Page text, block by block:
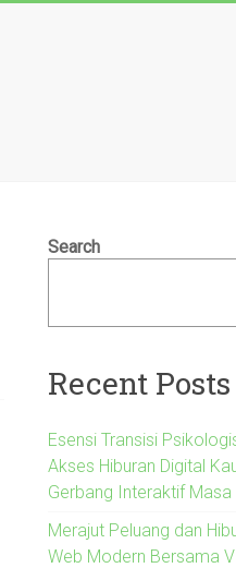
Search
Recent Posts
Esensi Transisi
Akses Hiburan Digital
Gerbang Interaktif Masa
Merajut Peluang dan
Web Modern Bersama